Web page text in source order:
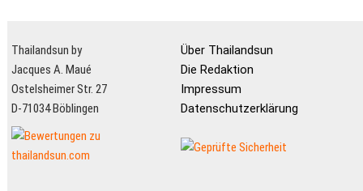
Thailandsun by
Jacques A. Maué
Ostelsheimer Str. 27
D-71034 Böblingen
Über Thailandsun
Die Redaktion
Impressum
Datenschutzerklärung